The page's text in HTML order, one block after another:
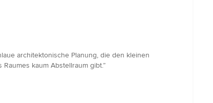
architektonische Planung, die den kleinen
kaum Abstellraum gibt.”